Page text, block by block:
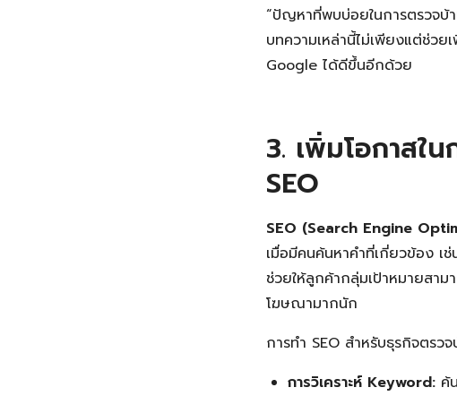
“ปัญหาที่พบบ่อยในการตรวจบ้
บทความเหล่านี้ไม่เพียงแต่ช่ว
Google ได้ดีขึ้นอีกด้วย
3. เพิ่มโอกาสใ
SEO
SEO (Search Engine
เมื่อมีคนค้นหาคำที่เกี่ยวข้อง เ
ช่วยให้ลูกค้ากลุ่มเป้าหมายสาม
โฆษณามากนัก
การทำ SEO สำหรับธุรกิจตรว
การวิเคราะห์ Keyword: ค้